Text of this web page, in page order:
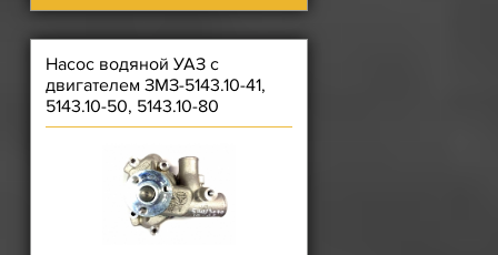
Насос водяной УАЗ с
двигателем ЗМЗ-5143.10-41,
5143.10-50, 5143.10-80